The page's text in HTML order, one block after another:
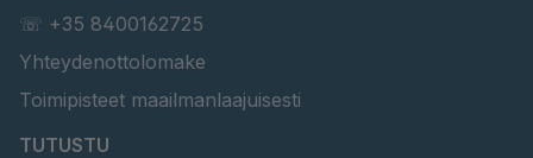
☏ +35 8400162725
Yhteydenottolomake
Toimipisteet maailmanlaajuisesti
TUTUSTU